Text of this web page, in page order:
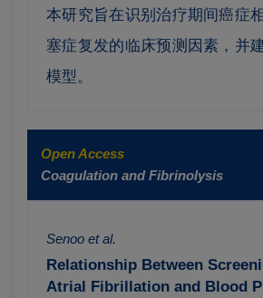
本研究旨在识别治疗期间癌症
塞症复发的临床预测因素，并
模型。
Open Access
Coagulation and Fibrinolysis
Senoo et al.
Relationship Between
Atrial Fibrillation and Blood